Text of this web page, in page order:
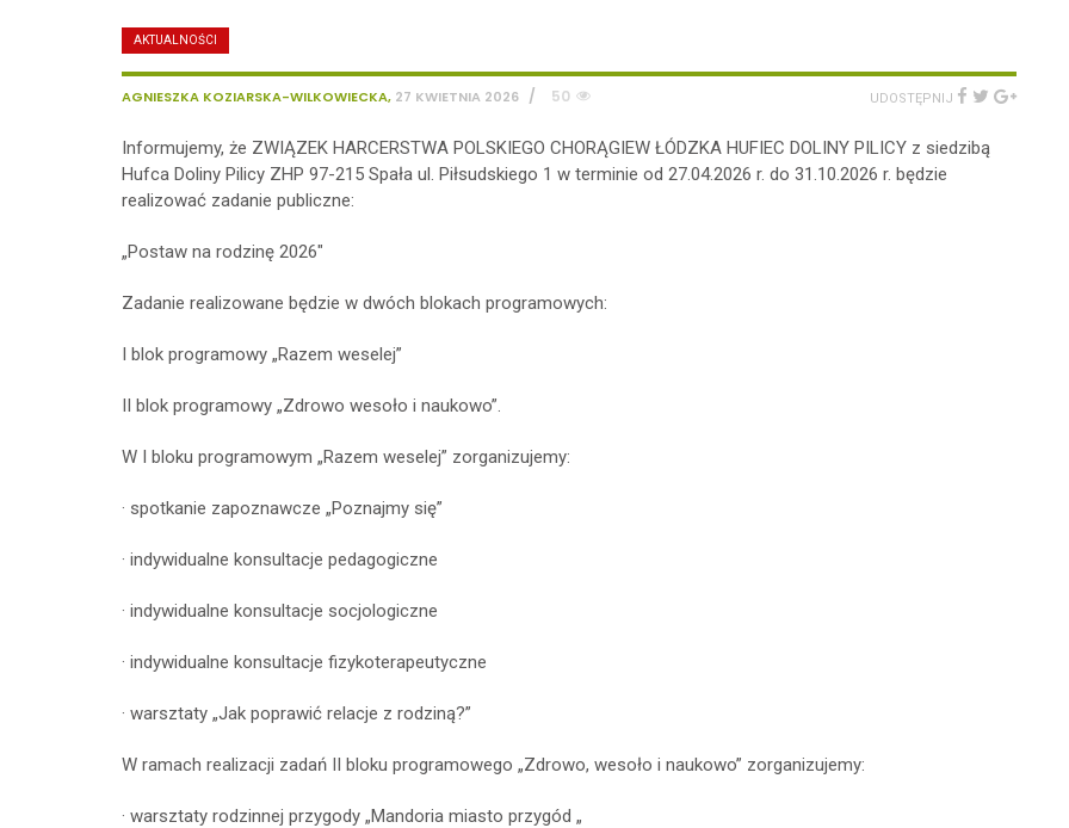
AKTUALNOŚCI
UDOSTĘPNIJ
AGNIESZKA KOZIARSKA-WILKOWIECKA, 27 KWIETNIA 2026 / 50
Informujemy, że ZWIĄZEK HARCERSTWA POLSKIEGO CHORĄGIEW ŁÓDZKA HUFIEC DOLINY PILICY z siedzibą
Hufca Doliny Pilicy ZHP 97-215 Spała ul. Piłsudskiego 1 w terminie od 27.04.2026 r. do 31.10.2026 r. będzie
realizować zadanie publiczne:
„Postaw na rodzinę 2026″
Zadanie realizowane będzie w dwóch blokach programowych:
I blok programowy „Razem weselej”
II blok programowy „Zdrowo wesoło i naukowo”.
W I bloku programowym „Razem weselej” zorganizujemy:
· spotkanie zapoznawcze „Poznajmy się”
· indywidualne konsultacje pedagogiczne
· indywidualne konsultacje socjologiczne
· indywidualne konsultacje fizykoterapeutyczne
· warsztaty „Jak poprawić relacje z rodziną?”
W ramach realizacji zadań II bloku programowego „Zdrowo, wesoło i naukowo” zorganizujemy:
· warsztaty rodzinnej przygody „Mandoria miasto przygód „